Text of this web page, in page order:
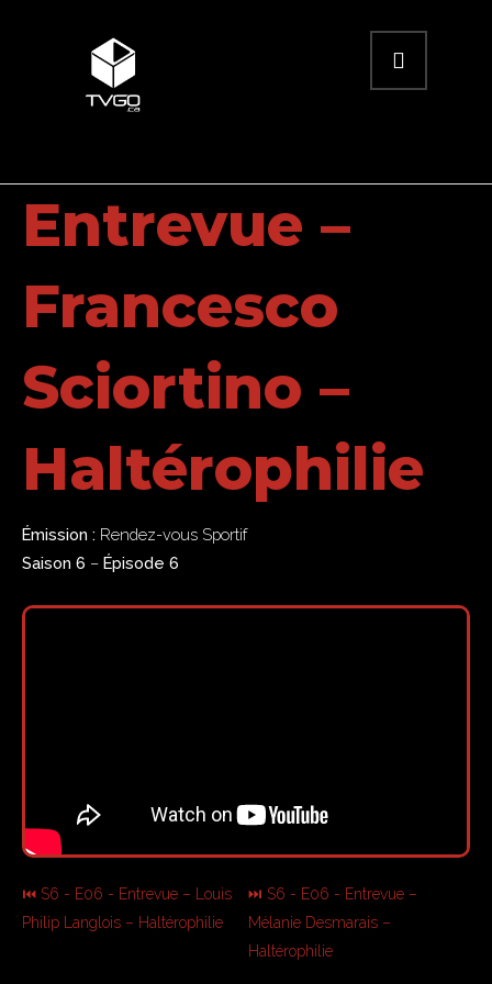
Entrevue –
Francesco
Sciortino –
Haltérophilie
Émission : Rendez-vous Sportif
Saison 6 – Épisode 6
⏮ S6 - E06 - Entrevue – Louis
Philip Langlois – Haltérophilie
⏭ S6 - E06 - Entrevue –
Mélanie Desmarais –
Haltérophilie